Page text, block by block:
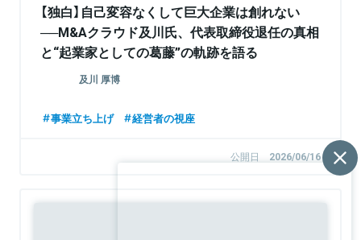
【独白】自己変容なくして巨大企業は創れない
──M&Aクラウド及川氏、代表取締役退任の真相
と“起業家としての葛藤”の軌跡を語る
及川 厚博
事業立ち上げ 経営者の視座
公開日 2026/06/16